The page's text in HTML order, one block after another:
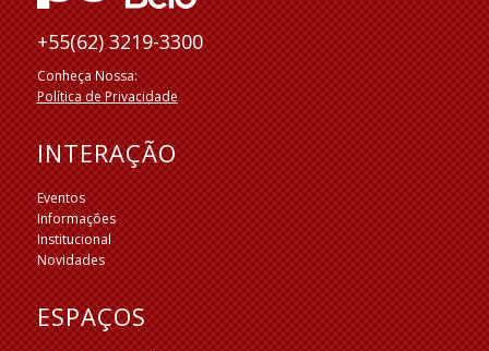
+55(62) 3219-3300
Conheça Nossa:
Política de Privacidade
INTERAÇÃO
Eventos
Informações
Institucional
Novidades
ESPAÇOS